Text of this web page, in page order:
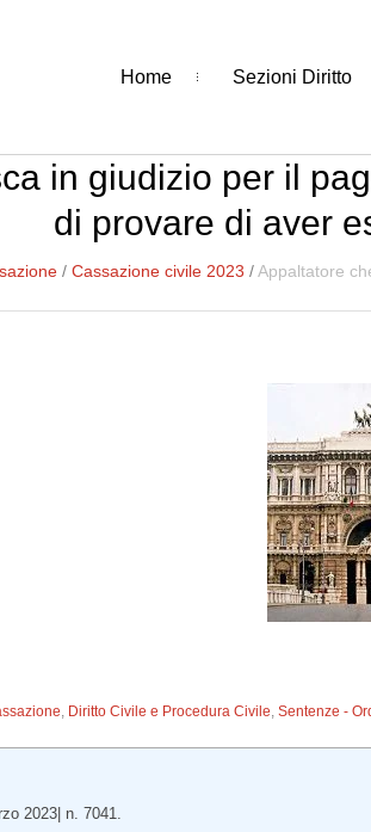
Home Sezioni Diritto
in giudizio per il
di provare di aver
/Cassazione civile 2023 /Appaltatore
, Diritto Civile e Procedura Civile,Sentenze -
2023| n. 7041.